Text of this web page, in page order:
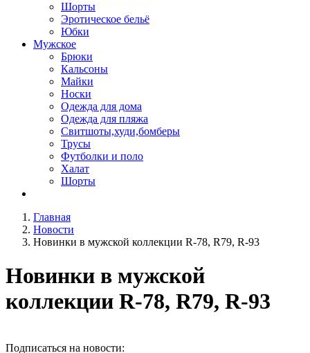
Шорты
Эротическое бельё
Юбки
Мужское
Брюки
Кальсоны
Майки
Носки
Одежда для дома
Одежда для пляжа
Свитшоты,худи,бомберы
Трусы
Футболки и поло
Халат
Шорты
Главная
Новости
Новинки в мужской коллекции R-78, R79, R-93
Новинки в мужской
коллекции R-78, R79, R-93
Подписаться на новости: